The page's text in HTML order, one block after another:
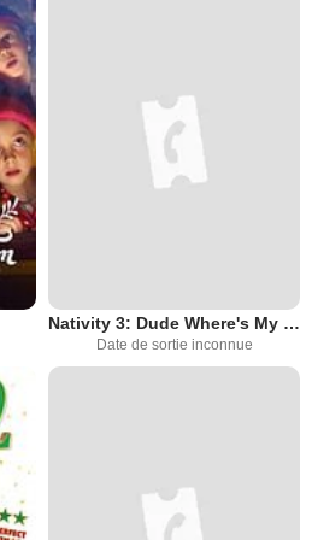
Nativity 3: Dude Where's My Donkey?
Date de sortie inconnue